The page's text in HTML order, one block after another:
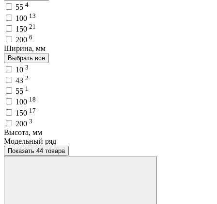
55 4
100 13
150 21
200 6
Ширина, мм
Выбрать все
10 3
43 2
55 1
100 18
150 17
200 3
Высота, мм
Модельный ряд
Показать 44 товара